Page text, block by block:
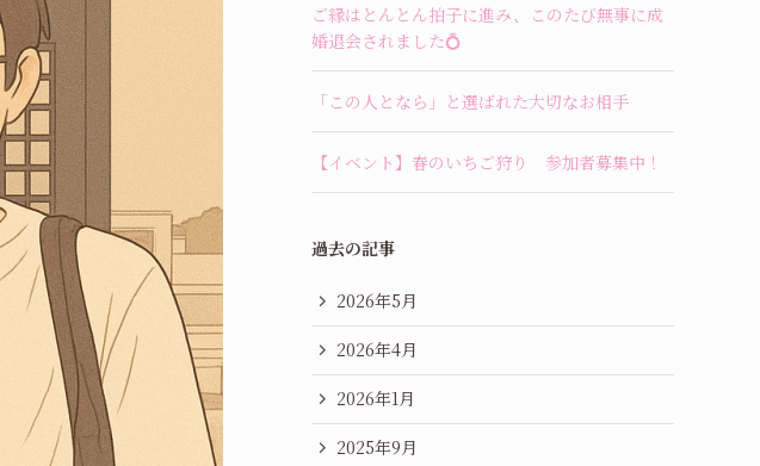
ご縁はとんとん拍子に進み、このたび無事に成
婚退会されました💍
「この人となら」と選ばれた大切なお相手
【イベント】春のいちご狩り 参加者募集中！
過去の記事
2026年5月
2026年4月
2026年1月
2025年9月